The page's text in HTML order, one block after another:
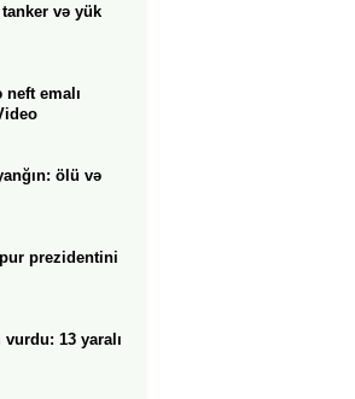
tanker və yük
emalı
ölü və
prezidentini
13 yaralı